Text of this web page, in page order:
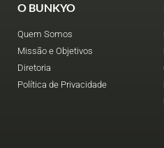
O BUNKYO
Quem Somos
Missão e Objetivos
Diretoria
Política de Privacidade